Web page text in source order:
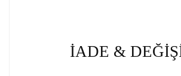
İADE &